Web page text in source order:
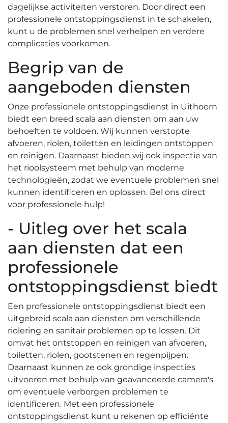
dagelijkse activiteiten verstoren.​ Door direct een
professionele ontstoppingsdienst in te schakelen,
kunt u de problemen snel verhelpen en verdere
complicaties voorkomen.​
Begrip van de
aangeboden diensten
Onze professionele ontstoppingsdienst in Uithoorn
biedt een breed scala aan diensten om aan uw
behoeften te voldoen.​ Wij kunnen verstopte
afvoeren, riolen, toiletten en leidingen ontstoppen
en reinigen.​ Daarnaast bieden wij ook inspectie van
het rioolsysteem met behulp van moderne
technologieën, zodat we eventuele problemen snel
kunnen identificeren en oplossen.​ Bel ons direct
voor professionele hulp!
- Uitleg over het scala
aan diensten dat een
professionele
ontstoppingsdienst biedt
Een professionele ontstoppingsdienst biedt een
uitgebreid scala aan diensten om verschillende
riolering en sanitair problemen op te lossen.​ Dit
omvat het ontstoppen en reinigen van afvoeren,
toiletten, riolen, gootstenen en regenpijpen.​
Daarnaast kunnen ze ook grondige inspecties
uitvoeren met behulp van geavanceerde camera's
om eventuele verborgen problemen te
identificeren.​ Met een professionele
ontstoppingsdienst kunt u rekenen op efficiënte